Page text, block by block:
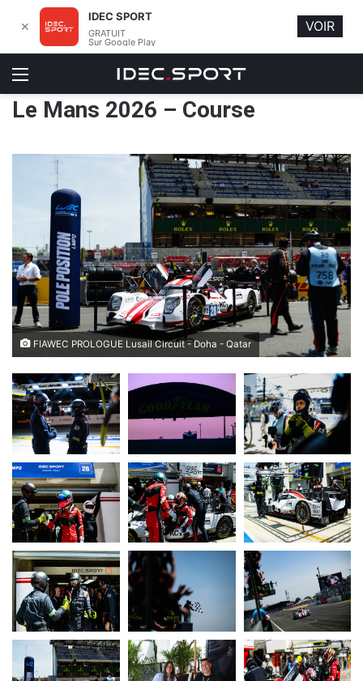
Menu
Le Mans 2026 – Course
FIAWEC PROLOGUE Lusail Circuit - Doha - Qatar
✕
IDEC SPORT
GRATUIT
Sur Google Play
VOIR